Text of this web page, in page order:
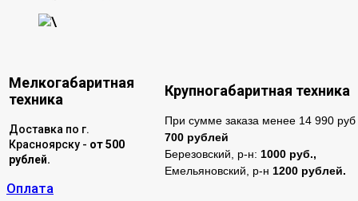
\
Мелкогабаритная
техника
Крупногабаритная техника
Доставка по г.
Красноярску - от 500
рублей.
При сумме заказа менее 14 990 руб
700 рублей
Березовский, р-н: 1000 руб.,
Емельяновский, р-н 1200 рублей.
Оплата